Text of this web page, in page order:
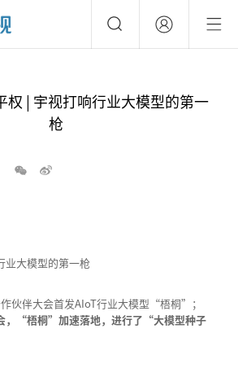
权 | 宇视打响行业大模型的第一
枪
业大模型的第一枪
伙伴大会首发AIoT行业大模型“梧桐”；
，“梧桐”加速落地，进行了“大模型种子